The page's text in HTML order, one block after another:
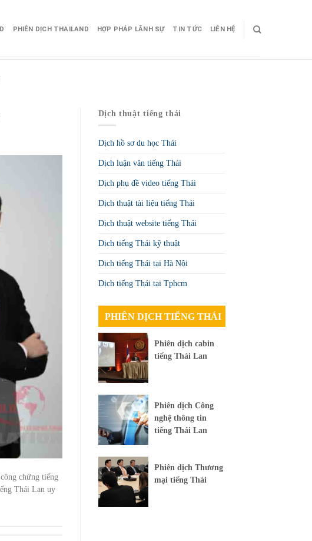
PHIÊN DỊCH THAILAND HỢP PHÁP LÃNH SỰ TIN TỨC LIÊN HỆ
chứng tiếng
Thái Lan uy
Dịch thuật tiếng thái
Dịch hồ sơ du học Thái
Dịch luận văn tiếng Thái
Dịch phụ đề video tiếng Thái
Dịch thuật tài liệu tiếng Thái
Dịch thuật website tiếng Thái
Dịch tiếng Thái kỹ thuật
Dịch tiếng Thái tại Hà Nội
Dịch tiếng Thái tại Tphcm
PHIÊN DỊCH TIẾNG THÁI
Phiên dịch cabin
tiếng Thái Lan
Phiên dịch Công
nghệ thông tin
tiếng Thái Lan
Phiên dịch Thương
mại tiếng Thái